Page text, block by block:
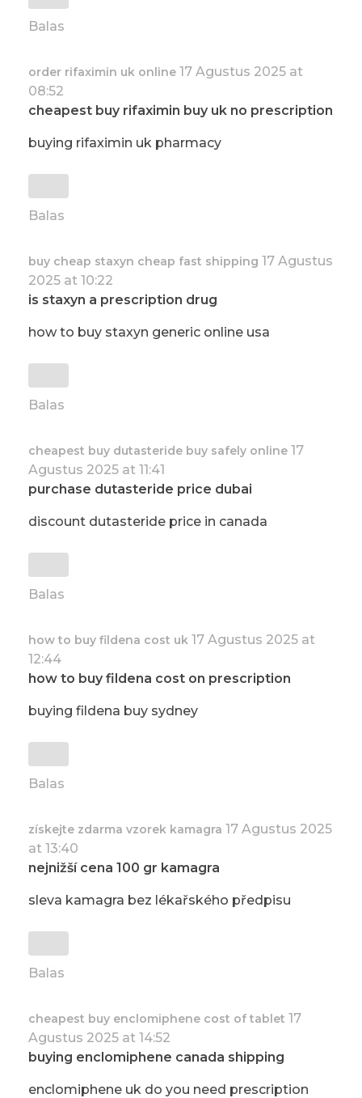
Balas
order rifaximin uk online 17 Agustus 2025 at
08:52
cheapest buy rifaximin buy uk no prescription
buying rifaximin uk pharmacy
Balas
buy cheap staxyn cheap fast shipping 17 Agustus
2025 at 10:22
is staxyn a prescription drug
how to buy staxyn generic online usa
Balas
cheapest buy dutasteride buy safely online 17
Agustus 2025 at 11:41
purchase dutasteride price dubai
discount dutasteride price in canada
Balas
how to buy fildena cost uk 17 Agustus 2025 at
12:44
how to buy fildena cost on prescription
buying fildena buy sydney
Balas
získejte zdarma vzorek kamagra 17 Agustus 2025
at 13:40
nejnižší cena 100 gr kamagra
sleva kamagra bez lékařského předpisu
Balas
cheapest buy enclomiphene cost of tablet 17
Agustus 2025 at 14:52
buying enclomiphene canada shipping
enclomiphene uk do you need prescription